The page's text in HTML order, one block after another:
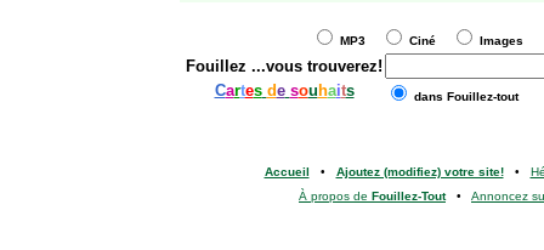
MP3 Ciné Images
Fouillez ...vous trouverez!
Cartes de sou haits dans Fouillez-tout
Accueil • Ajoutez (modifiez) votre site!•
À propos de Fouillez-Tout• Annoncez